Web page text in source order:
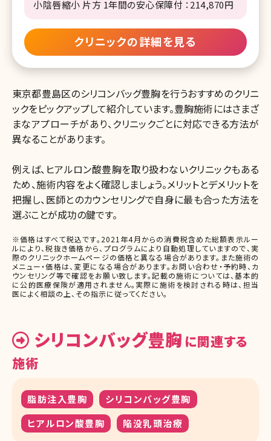
小陰唇縮小 片方 1年間の安心保障付 ：214,870円
クリニックの詳細を見る
東京都豊島区のシリコンバッグ豊胸を行うおすすめのクリニ
ックをピックアップして紹介しています。豊胸施術にはさまざ
まなアプローチがあり、クリニックごとに対応できる方法が
異なることがあります。
例えば、ヒアルロン酸豊胸を取り扱わないクリニックもある
ため、施術内容をよく確認しましょう。メリットとデメリットを
把握し、医師とのカウンセリングで自身に最も合った方法を
選ぶことが成功の鍵です。
※価格はすべて税込です。2021年4月からの消費税含めた総額表示ルー
ルにより、税抜き価格から、プログラムにより自動処理していますので、実
際のクリニックホームページの価格と異なる場合があります。また施術の
メニュー・価格は、変更になる場合があります。お問い合わせ・予約時、カ
ウンセリング等で確認をお願い致します。記載の施術については、基本的
に公的医療保険が適用されません。実際に施術を検討される時は、担当
医によく相談の上、その指示に従ってください。
シリコンバッグ豊胸 に関連する
施術
脂肪注入豊胸
シリコンバッグ豊胸
ヒアルロン酸豊胸
陥没乳頭治療